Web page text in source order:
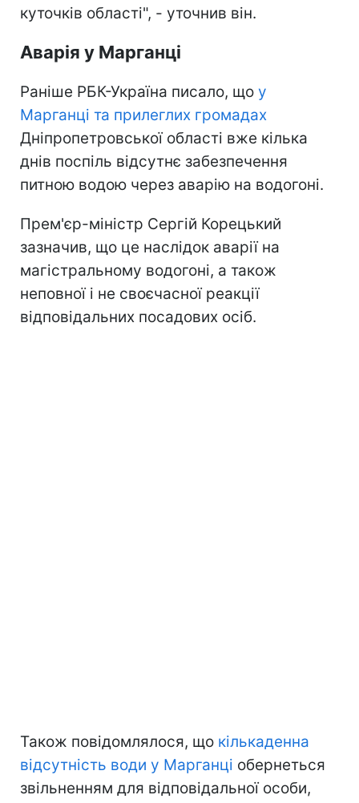
куточків області", - уточнив він.
Аварія у Марганці
Раніше РБК-Україна писало, що у
Марганці та прилеглих громадах
Дніпропетровської області вже кілька
днів поспіль відсутнє забезпечення
питною водою через аварію на водогоні.
Прем'єр-міністр Сергій Корецький
зазначив, що це наслідок аварії на
магістральному водогоні, а також
неповної і не своєчасної реакції
відповідальних посадових осіб.
Також повідомлялося, що кількаденна
відсутність води у Марганці обернеться
звільненням для відповідальної особи,